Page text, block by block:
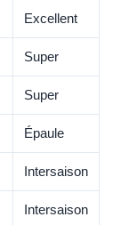
Excellent
Super
Super
Épaule
Intersaison
Intersaison